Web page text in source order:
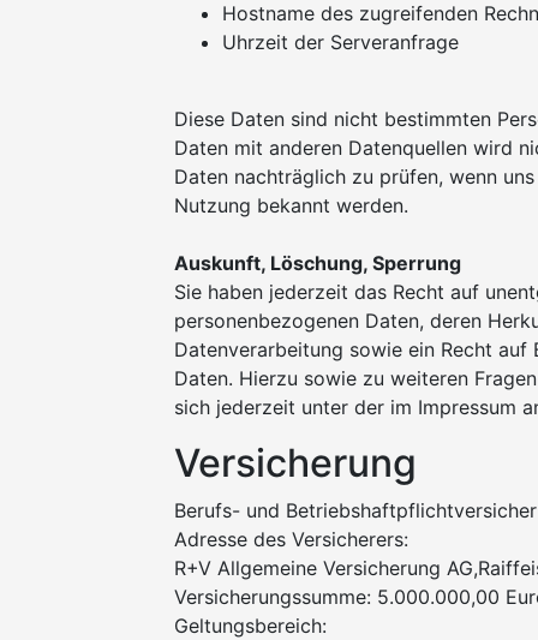
Hostname des zugreifenden
Uhrzeit der Serveranfrage
Diese Daten sind nicht bestimmten
Daten mit anderen Datenquellen wird
Daten nachträglich zu prüfen, wenn
Nutzung bekannt werden.
Auskunft, Löschung, Sperrung
Sie haben jederzeit das Recht auf
personenbezogenen Daten, deren
Datenverarbeitung sowie ein Recht
Daten. Hierzu sowie zu weiteren
sich jederzeit unter der im Impressum
Versicherung
Berufs- und
Adresse des Versicherers:
R+V Allgemeine Versicherung
Versicherungssumme: 5.000.000,00
Geltungsbereich: